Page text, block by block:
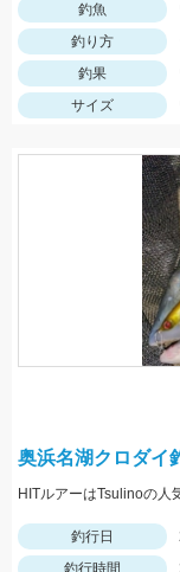
釣魚
釣り方
釣果
サイズ
奥浜名湖クロダイ
HITルアーはTsulinoの人
釣行日
釣行時間